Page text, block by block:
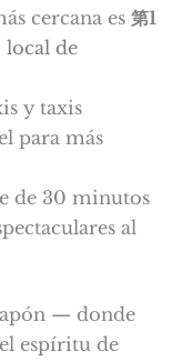
cercana es 第1
de
y taxis
para más
de 30 minutos
al
— donde
espíritu de